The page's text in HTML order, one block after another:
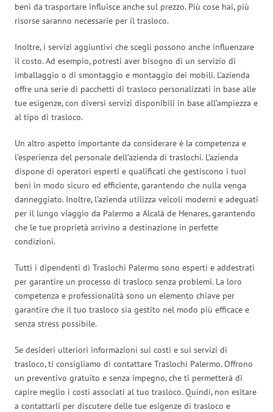
beni da trasportare influisce anche sul prezzo. Più cose hai, più
risorse saranno necessarie per il trasloco.
Inoltre, i servizi aggiuntivi che scegli possono anche influenzare
il costo. Ad esempio, potresti aver bisogno di un servizio di
imballaggio o di smontaggio e montaggio dei mobili. L’azienda
offre una serie di pacchetti di trasloco personalizzati in base alle
tue esigenze, con diversi servizi disponibili in base all’ampiezza e
al tipo di trasloco.
Un altro aspetto importante da considerare è la competenza e
l’esperienza del personale dell’azienda di traslochi. L’azienda
dispone di operatori esperti e qualificati che gestiscono i tuoi
beni in modo sicuro ed efficiente, garantendo che nulla venga
danneggiato. Inoltre, l’azienda utilizza veicoli moderni e adeguati
per il lungo viaggio da Palermo a Alcalá de Henares, garantendo
che le tue proprietà arrivino a destinazione in perfette
condizioni.
Tutti i dipendenti di Traslochi Palermo sono esperti e addestrati
per garantire un processo di trasloco senza problemi. La loro
competenza e professionalità sono un elemento chiave per
garantire che il tuo trasloco sia gestito nel modo più efficace e
senza stress possibile.
Se desideri ulteriori informazioni sui costi e sui servizi di
trasloco, ti consigliamo di contattare Traslochi Palermo. Offrono
un preventivo gratuito e senza impegno, che ti permetterà di
capire meglio i costi associati al tuo trasloco. Quindi, non esitare
a contattarli per discutere delle tue esigenze di trasloco e